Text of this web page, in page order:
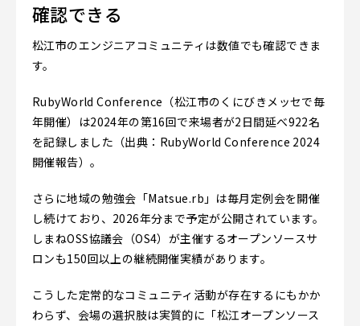
確認できる
松江市のエンジニアコミュニティは数値でも確認できま
す。
RubyWorld Conference（松江市のくにびきメッセで毎
年開催）は2024年の第16回で来場者が2日間延べ922名
を記録しました（出典：RubyWorld Conference 2024
開催報告）。
さらに地域の勉強会「Matsue.rb」は毎月定例会を開催
し続けており、2026年分まで予定が公開されています。
しまねOSS協議会（OS4）が主催するオープンソースサ
ロンも150回以上の継続開催実績があります。
こうした定常的なコミュニティ活動が存在するにもかか
わらず、会場の選択肢は実質的に「松江オープンソース